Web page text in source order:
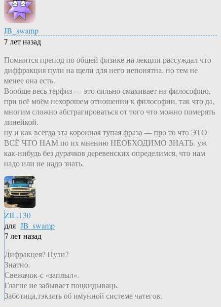
JB_swamp
7 лет назад
Помнится препод по общей физике на лекции рассуждал что
диффракция пули на щели для него непонятна. но тем не
менее она есть.
Вообще весь терфиз — это сильно смахивает на философию,
при всё моём нехорошем отношении к философии. так что да,
многим сложно абстрагироваться от того что можно померять
линейкой.
ну и как всегда эта коронная тупая фраза — про то что ЭТО
ВСЁ ЧТО НАМ по их мнению НЕОБХОДИМО ЗНАТЬ. уж
как-нибудь без дурачков деревенских определимся, что нам
надо или не надо знать.
ZIL.130
для JB_swamp
7 лет назад
Дифракцея? Пули?
Знатно.
Свежачок-с «заплыл».
Глагне не забывает поцкидываць.
Заботица,тэкзять об имунной системе чатегов.